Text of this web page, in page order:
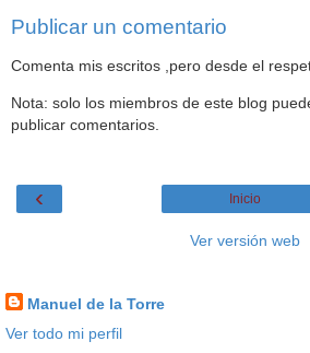
Publicar un comentario
Comenta mis escritos ,pero desde el
Nota: solo los miembros de este blog
publicar comentarios.
‹ Inicio
Ver versión web
Manuel de la Torre
Ver todo mi perfil